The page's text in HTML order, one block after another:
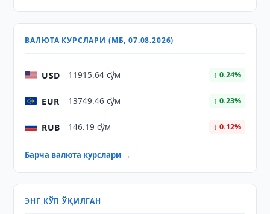
ВАЛЮТА КУРСЛАРИ (МБ, 07.08.2026)
USD 11915.64 сўм ↑ 0.24%
EUR 13749.46 сўм ↑ 0.23%
RUB 146.19 сўм ↓ 0.12%
Барча валюта курслари →
ЭНГ КЎП ЎҚИЛГАН